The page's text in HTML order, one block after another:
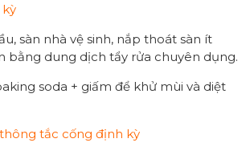
kỳ
sàn nhà vệ sinh, nắp thoát sàn ít
bằng dung dịch tẩy rửa chuyên dụng.
soda + giấm để khử mùi và diệt
thông tắc cống định kỳ